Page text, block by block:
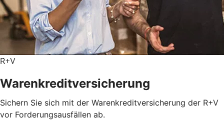
R+V
Warenkreditversicherung
Sichern Sie sich mit der Warenkreditversicherung der R+V
vor Forderungsausfällen ab.